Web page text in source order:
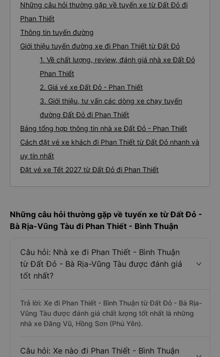
Những câu hỏi thường gặp về tuyến xe từ Đất Đỏ đi
Phan Thiết
Thông tin tuyến đường
Giới thiệu tuyến đường xe đi Phan Thiết từ Đất Đỏ
1. Về chất lượng, review, đánh giá nhà xe Đất Đỏ
Phan Thiết
2. Giá vé xe Đất Đỏ - Phan Thiết
3. Giới thiệu, tư vấn các dòng xe chạy tuyến
đường Đất Đỏ đi Phan Thiết
Bảng tổng hợp thông tin nhà xe Đất Đỏ - Phan Thiết
Cách đặt vé xe khách đi Phan Thiết từ Đất Đỏ nhanh và
uy tín nhất
Đặt vé xe Tết 2027 từ Đất Đỏ đi Phan Thiết
Những câu hỏi thường gặp về tuyến xe từ Đất Đỏ -
Bà Rịa-Vũng Tàu đi Phan Thiết - Bình Thuận
Câu hỏi: Nhà xe đi Phan Thiết - Bình Thuận
từ Đất Đỏ - Bà Rịa-Vũng Tàu được đánh giá
tốt nhất?
Trả lời: Xe đi Phan Thiết - Bình Thuận từ Đất Đỏ - Bà Rịa-
Vũng Tàu được đánh giá chất lượng tốt nhất là những
nhà xe Đăng Vũ, Hồng Sơn (Phú Yên).
Câu hỏi: Xe nào đi Phan Thiết - Bình Thuận